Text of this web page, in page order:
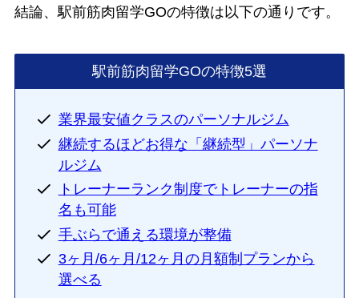
結論、駅前筋肉留学GOの特徴は以下の通りです。
駅前筋肉留学GOの特徴5選
業界最安値クラスのパーソナルジム
継続するほどお得な「継続型」パーソナ
ルジム
トレーナーランク制度でトレーナーの指
名も可能
手ぶらで通える環境が整備
3ヶ月/6ヶ月/12ヶ月の月額制プランから
選べる